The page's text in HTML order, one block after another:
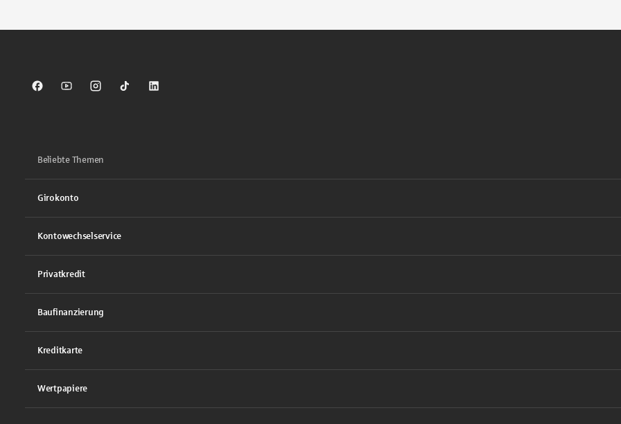
Sparkasse auf Facebook
Sparkasse auf Youtube
Sparkasse auf Instagram
Sparkasse auf TikTok
Sparkasse auf LinkedIn
Beliebte Themen
Girokonto
Kontowechselservice
Privatkredit
Baufinanzierung
Kreditkarte
Wertpapiere